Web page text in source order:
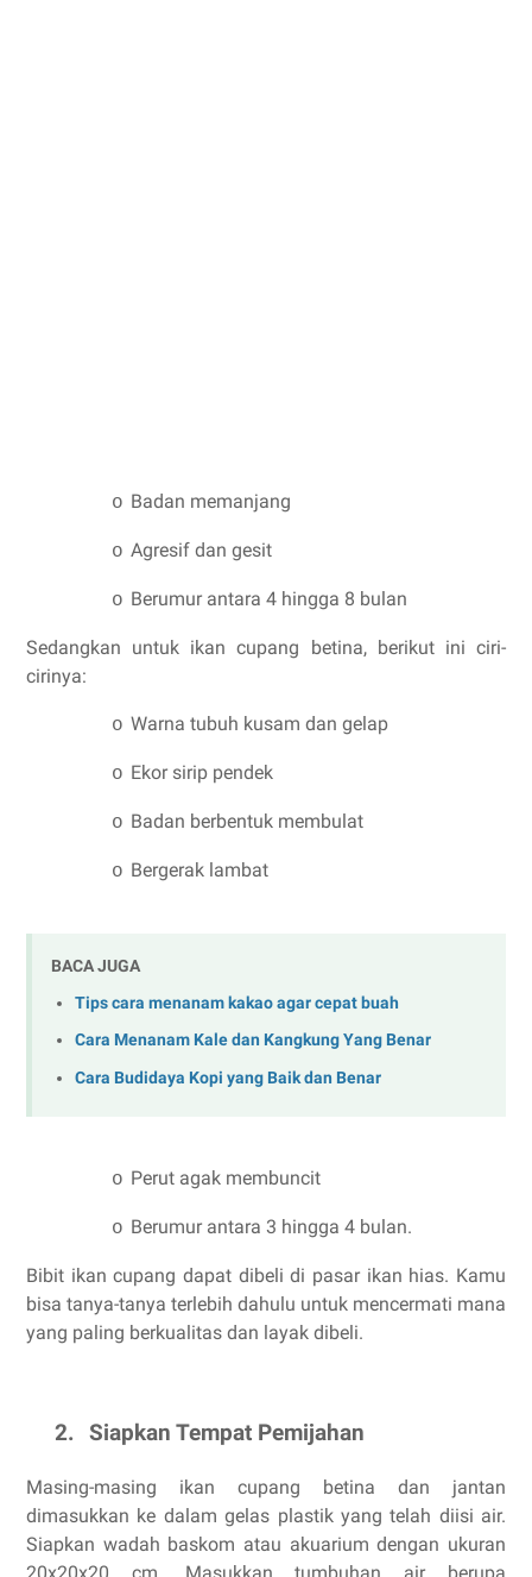
o Badan memanjang
o Agresif dan gesit
o Berumur antara 4 hingga 8 bulan
Sedangkan untuk ikan cupang betina, berikut ini ciri-
cirinya:
o Warna tubuh kusam dan gelap
o Ekor sirip pendek
o Badan berbentuk membulat
o Bergerak lambat
BACA JUGA
Tips cara menanam kakao agar cepat buah
Cara Menanam Kale dan Kangkung Yang Benar
Cara Budidaya Kopi yang Baik dan Benar
o Perut agak membuncit
o Berumur antara 3 hingga 4 bulan.
Bibit ikan cupang dapat dibeli di pasar ikan hias. Kamu
bisa tanya-tanya terlebih dahulu untuk mencermati mana
yang paling berkualitas dan layak dibeli.
2. Siapkan Tempat Pemijahan
Masing-masing ikan cupang betina dan jantan
dimasukkan ke dalam gelas plastik yang telah diisi air.
Siapkan wadah baskom atau akuarium dengan ukuran